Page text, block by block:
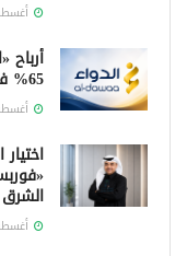
أغسطس
أرباح
65% في الربع الثاني من 2026
أغسطس
الشرق
أغسطس